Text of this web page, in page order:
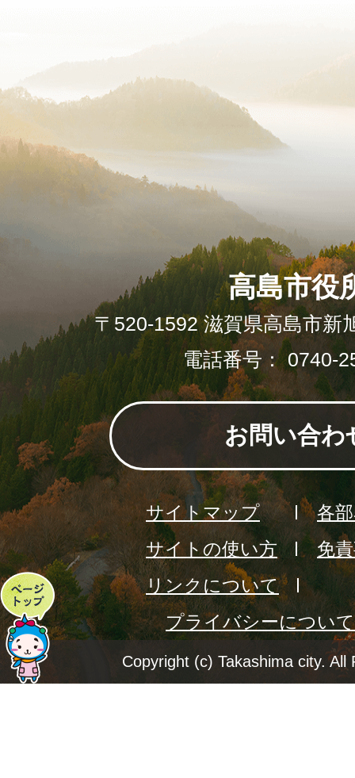
ペ
ー
ジ
高島市役
〒520-1592 滋賀県高島市新
電話番号： 0740-
お問い合わ
サイトマップ
各
サイトの使い方
免
リンクについて
プライバシーについて
Copyright (c) Takashima city. All